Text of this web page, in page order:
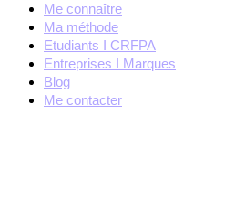
Me connaître
Ma méthode
Etudiants I CRFPA
Entreprises I Marques
Blog
Me contacter